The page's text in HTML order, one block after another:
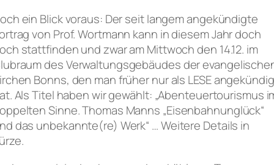
ein Blick voraus: Der seit langem angekündigte
von Prof. Wortmann kann in diesem Jahr doch
stattfinden und zwar am Mittwoch den 14.12. im
des Verwaltungsgebäudes der
Bonns, den man früher nur als LESE
Als Titel haben wir gewählt: „Abenteuertourismus
Sinne. Thomas Manns „Eisenbahnunglück“
das unbekannte(re) Werk“ … Weitere Details in